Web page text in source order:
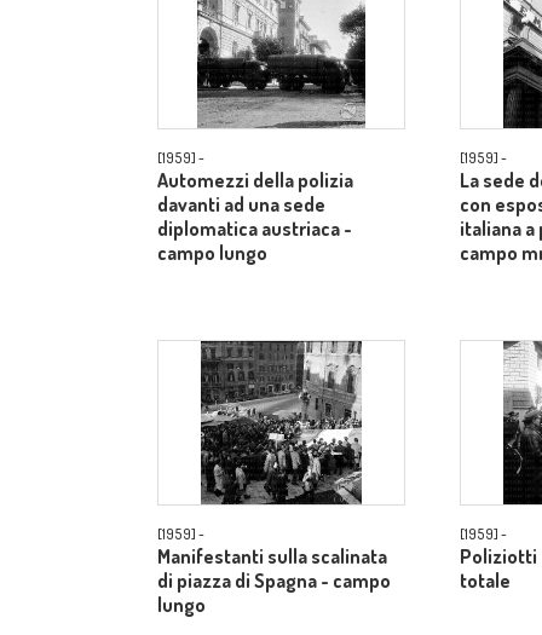
[1959] -
Automezzi della polizia
davanti ad una sede
diplomatica austriaca -
campo lungo
[1959] -
La sede
con
italiana a
campo
[1959] -
Manifestanti sulla scalinata
di piazza di Spagna - campo
lungo
[1959] -
Poliziotti
totale